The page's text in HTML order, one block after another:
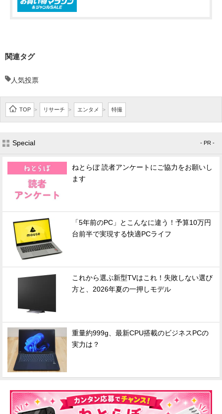
関連タグ
人気投票
TOP > リサーチ > エンタメ > 特撮
Special - PR -
ねとらぼ 読者アンケートにご協力をお願いし
ます
「5年前のPC」とこんなに違う！予算10万円
台前半で実現する快適PCライフ
これから選ぶ新型TVはこれ！失敗しない選び
方と、2026年夏の一押しモデル
重量約999g、最新CPU搭載のビジネスPCの
実力は？